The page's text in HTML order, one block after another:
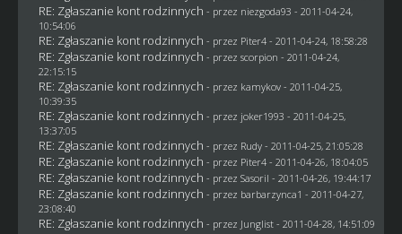
RE: Zgłaszanie kont rodzinnych - przez niezgoda93 - 2011-04-24,
10:54:06
RE: Zgłaszanie kont rodzinnych - przez Piter4- 2011-04-24, 18:58:28
RE: Zgłaszanie kont rodzinnych - przez scorpion - 2011-04-24,
22:15:15
RE: Zgłaszanie kont rodzinnych - przez kamykov- 2011-04-25,
10:39:35
RE: Zgłaszanie kont rodzinnych - przez joker1993 - 2011-04-25,
13:37:05
RE: Zgłaszanie kont rodzinnych - przez Rudy- 2011-04-25, 21:05:28
RE: Zgłaszanie kont rodzinnych - przez Piter4- 2011-04-26, 18:04:05
RE: Zgłaszanie kont rodzinnych - przez SasoriI - 2011-04-26, 19:44:17
RE: Zgłaszanie kont rodzinnych - przez barbarzynca1 - 2011-04-27,
23:08:40
RE: Zgłaszanie kont rodzinnych - przez Junglist- 2011-04-28, 14:51:09